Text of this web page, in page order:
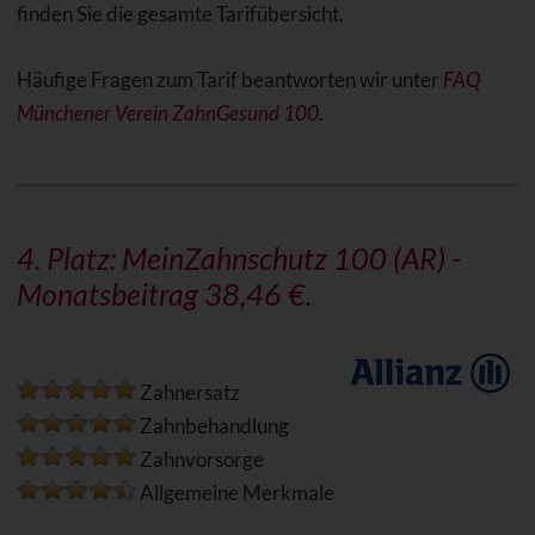
finden Sie die gesamte Tarifübersicht.
Häufige Fragen zum Tarif beantworten wir unter FAQ
Münchener Verein ZahnGesund 100.
4. Platz: MeinZahnschutz 100 (AR) -
Monatsbeitrag 38,46 €.
Zahnersatz
Zahnbehandlung
Zahnvorsorge
Allgemeine Merkmale